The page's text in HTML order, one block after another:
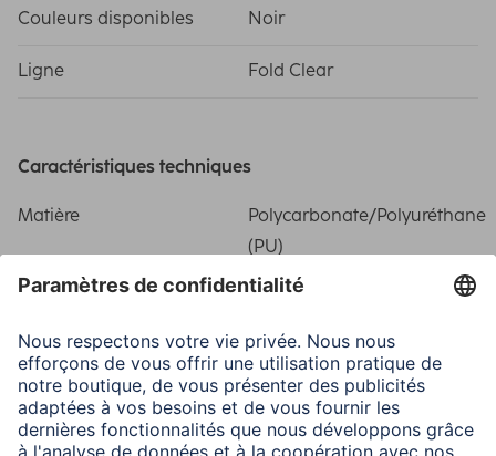
Couleurs disponibles Noir
Ligne Fold Clear
Caractéristiques techniques
Matière
Polycarbonate/Polyuréthane
(PU)
Dimensions
Forme Tablet Bags
Poids 180 g